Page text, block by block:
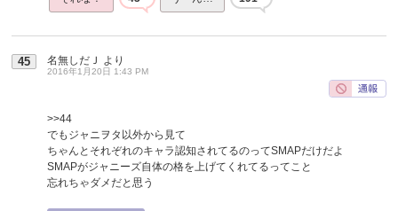
45 名無しだＪ より
2016年1月20日 1:43 PM
>>44
でもジャニヲタ以外から見て
ちゃんとそれぞれのキャラ認知されてるのってSMAPだけだよ
SMAPがジャニーズ自体の格を上げてくれてるってこと
忘れちゃダメだと思う